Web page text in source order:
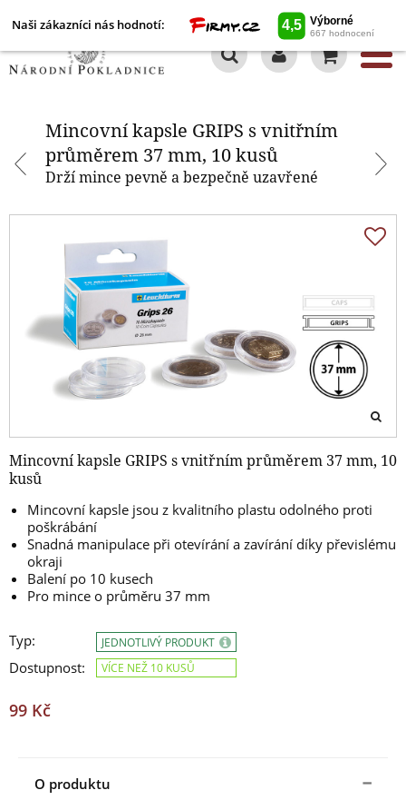
Naši zákazníci nás hodnotí:
Mincovní kapsle GRIPS s vnitřním
průměrem 37 mm, 10 kusů
Drží mince pevně a bezpečně uzavřené
Mincovní kapsle GRIPS s vnitřním průměrem 37 mm, 10
kusů
Mincovní kapsle jsou z kvalitního plastu odolného proti
poškrábání
Snadná manipulace při otevírání a zavírání díky převislému
okraji
Balení po 10 kusech
Pro mince o průměru 37 mm
Typ:
Dostupnost:
JEDNOTLIVÝ PRODUKT
VÍCE NEŽ 10 KUSŮ
99 Kč
O produktu
Mincovní kapsle GRIPS s vnitřním